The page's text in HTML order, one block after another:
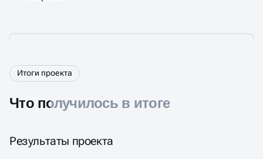
Итоги проекта
Что получилось в итоге
Результаты проекта